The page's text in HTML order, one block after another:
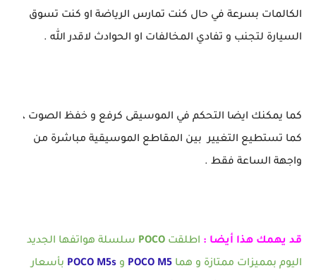
الكالمات بسرعة في حال كنت تمارس الرياضة او كنت تسوق
السيارة لتجنب و تفادي المخالفات او الحوادث لاقدر الله .
كما يمكنك ايضا التحكم في الموسيقى كرفع و خفظ الصوت ،
كما تستطيع التغيير بين المقاطع الموسيقية مباشرة من
واجهة الساعة فقط .
قد يهمك هذا أيضا : اطلقت POCO سلسلة هواتفها الجديد
اليوم بمميزات ممتازة و هما POCO M5 و POCO M5s بأسعار